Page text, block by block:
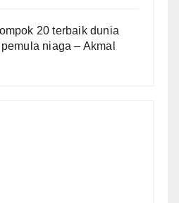
20 terbaik dunia
niaga – Akmal